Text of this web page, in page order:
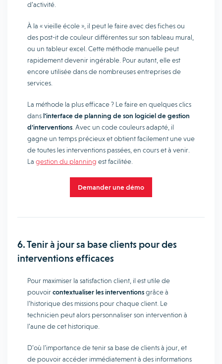
d’activité.
À la « vieille école », il peut le faire avec des fiches ou
des post-it de couleur différentes sur son tableau mural,
ou un tableur excel. Cette méthode manuelle peut
rapidement devenir ingérable. Pour autant, elle est
encore utilisée dans de nombreuses entreprises de
services.
La méthode la plus efficace ? Le faire en quelques clics
dansl’interface de planning de son logiciel de gestion
d’interventions . Avec un code couleurs adapté, il
gagne un temps précieux et obtient facilement une vue
de toutes les interventions passées, en cours et à venir.
La gestion du planning est facilitée.
Demander une démo
6. Tenir à jour sa base clients pour des
interventions efficaces
Pour maximiser la satisfaction client, il est utile de
pouvoircontextualiser les interventionsgrâce à
l’historique des missions pour chaque client. Le
technicien peut alors personnaliser son intervention à
l’aune de cet historique.
D’où l’importance de tenir sa base de clients à jour, et
de pouvoir accéder immédiatement à des informations